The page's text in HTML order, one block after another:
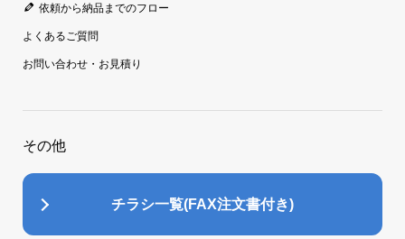
依頼から納品までのフロー
よくあるご質問
お問い合わせ・お見積り
その他
チラシ一覧(FAX注文書付き)